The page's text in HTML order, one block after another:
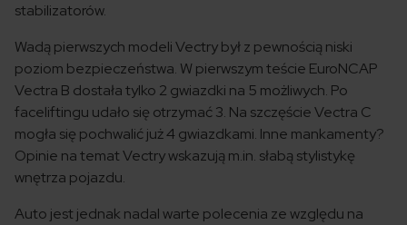
stabilizatorów.
Wadą pierwszych modeli Vectry był z pewnością niski
poziom bezpieczeństwa. W pierwszym teście EuroNCAP
Vectra B dostała tylko 2 gwiazdki na 5 możliwych. Po
faceliftingu udało się otrzymać 3. Na szczęście Vectra C
mogła się pochwalić już 4 gwiazdkami. Inne mankamenty?
Opinie na temat Vectry wskazują m.in. słabą stylistykę
wnętrza pojazdu.
Auto jest jednak nadal warte polecenia ze względu na